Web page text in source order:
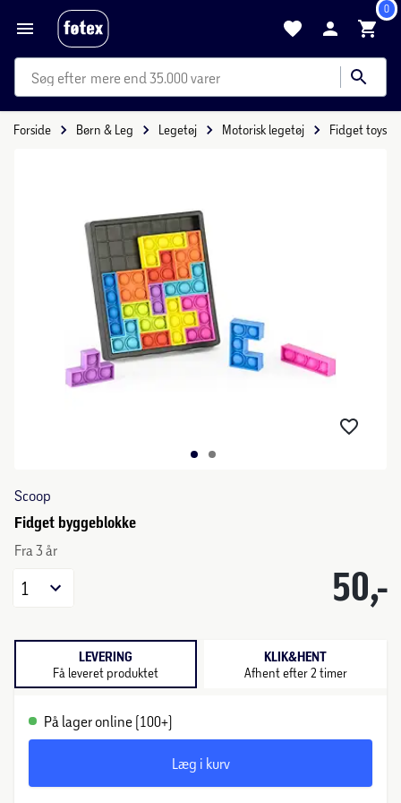
0
mere end 35.000 varer
Forside Børn & Leg Legetøj Motorisk legetøj Fidget toys
Scoop
Fidget byggeblokke
Fra 3 år
50,-
1
LEVERING
Få leveret produktet
KLIK&HENT
Afhent efter 2 timer
På lager online (100+)
Læg i kurv